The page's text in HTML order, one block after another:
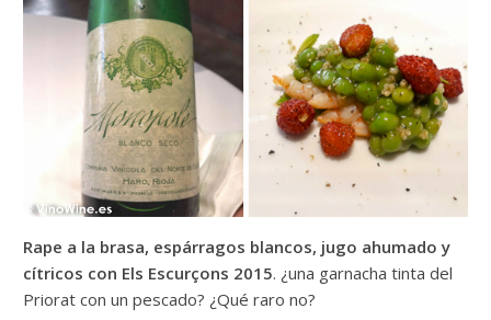
Rape a la brasa, espárragos blancos, jugo ahumado y
cítricos con Els Escurçons 2015. ¿una garnacha tinta del
Priorat con un pescado? ¿Qué raro no?